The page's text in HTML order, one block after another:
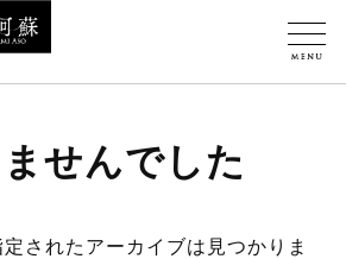
せんでした
されたアーカイブは見つかりま